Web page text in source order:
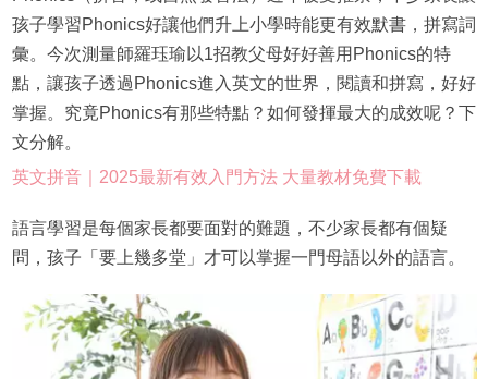
孩子學習Phonics好讓他們升上小學時能更有效默書，拼寫詞
彙。今次測量師羅珏瑜以1招教父母好好善用Phonics的特
點，讓孩子透過Phonics進入英文的世界，閱讀和拼寫，好好
掌握。究竟Phonics有那些特點？如何發揮最大的成效呢？下
文分解。
英文拼音｜2025最新有效入門方法 大量教材免費下載
語言學習是每個家長都要面對的難題，不少家長都有個疑
問，孩子「要上幾多堂」才可以掌握一門母語以外的語言。